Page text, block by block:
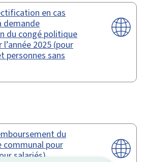
en cas
demande
du congé politique
2025 (pour
personnes sans
du
communal pour
salariés)